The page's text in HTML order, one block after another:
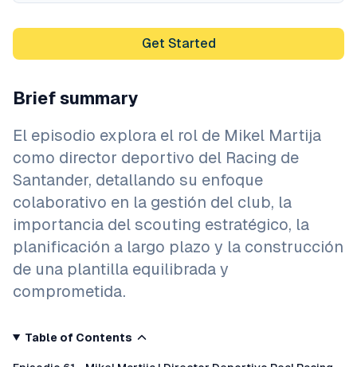
Get Started
Brief summary
El episodio explora el rol de Mikel Martija
como director deportivo del Racing de
Santander, detallando su enfoque
colaborativo en la gestión del club, la
importancia del scouting estratégico, la
planificación a largo plazo y la construcción
de una plantilla equilibrada y
comprometida.
Table of Contents